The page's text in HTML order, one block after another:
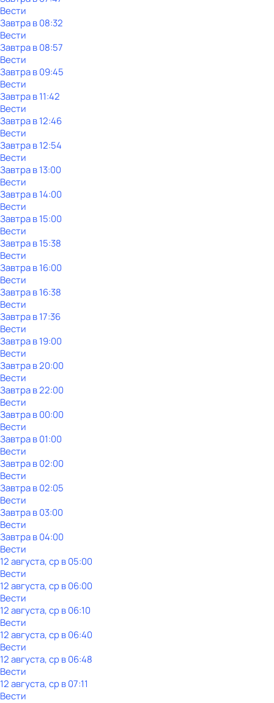
Вести
Завтра в 08:32
Вести
Завтра в 08:57
Вести
Завтра в 09:45
Вести
Завтра в 11:42
Вести
Завтра в 12:46
Вести
Завтра в 12:54
Вести
Завтра в 13:00
Вести
Завтра в 14:00
Вести
Завтра в 15:00
Вести
Завтра в 15:38
Вести
Завтра в 16:00
Вести
Завтра в 16:38
Вести
Завтра в 17:36
Вести
Завтра в 19:00
Вести
Завтра в 20:00
Вести
Завтра в 22:00
Вести
Завтра в 00:00
Вести
Завтра в 01:00
Вести
Завтра в 02:00
Вести
Завтра в 02:05
Вести
Завтра в 03:00
Вести
Завтра в 04:00
Вести
12 августа, ср в 05:00
Вести
12 августа, ср в 06:00
Вести
12 августа, ср в 06:10
Вести
12 августа, ср в 06:40
Вести
12 августа, ср в 06:48
Вести
12 августа, ср в 07:11
Вести